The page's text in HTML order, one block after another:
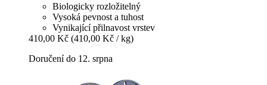
Biologicky rozložitelný
Vysoká pevnost a tuhost
Vynikající přilnavost vrstev
410,00 Kč (410,00 Kč / kg)
Doručení do 12. srpna